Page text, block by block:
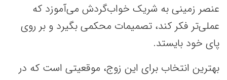
عنصر زمینی به شریک خواب‌گردش می‌آموزد که
عملی‌تر فکر کند، تصمیمات محکمی بگیرد و بر روی
پای خود بایستد.
بهترین انتخاب برای این زوج، موقعیتی است که در